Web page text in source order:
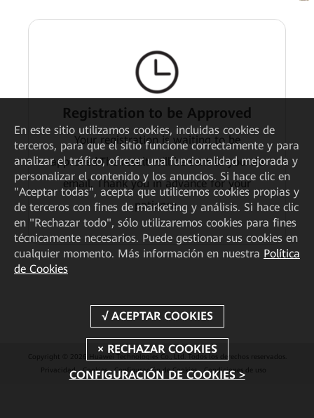
Registration to be Approved
Your registration is waiting to be
approved.The result will be sent to you via
email. Thank you in advance for your
patience.
Copyright © 2026 Huawei Technologies Co., Ltd. Todos los derechos reservados.
Privacidad
Cookies Configuración de Cookies Condiciones de uso
En este sitio utilizamos cookies, incluidas cookies de
terceros, para que el sitio funcione correctamente y para
analizar el tráfico, ofrecer una funcionalidad mejorada y
personalizar el contenido y los anuncios. Si hace clic en
"Aceptar todas", acepta que utilicemos cookies propias y
de terceros con fines de marketing y análisis. Si hace clic
en "Rechazar todo", sólo utilizaremos cookies para fines
técnicamente necesarios. Puede gestionar sus cookies en
cualquier momento. Más información en nuestra Política
de Cookies
CONFIGURACIÓN DE COOKIES >